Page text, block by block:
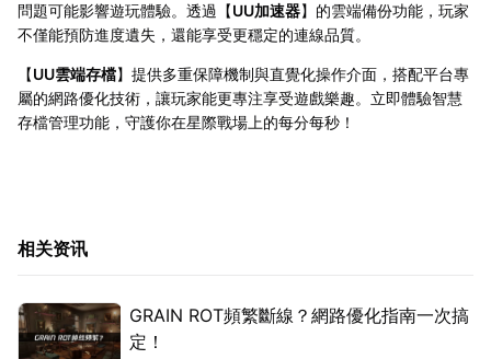
問題可能影響遊玩體驗。透過【UU加速器】的雲端備份功能，玩家
不僅能預防進度遺失，還能享受更穩定的連線品質。
【UU雲端存檔】提供多重保障機制與直覺化操作介面，搭配平台專
屬的網路優化技術，讓玩家能更專注享受遊戲樂趣。立即體驗智慧
存檔管理功能，守護你在星際戰場上的每分每秒！
相关资讯
GRAIN ROT頻繁斷線？網路優化指南一次搞
定！